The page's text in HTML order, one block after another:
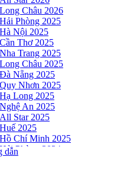
Long Châu 2026
Hải Phòng 2025
Hà Nội 2025
Cần Thơ 2025
Nha Trang 2025
Long Châu 2025
Đà Nẵng 2025
Quy Nhơn 2025
Hạ Long 2025
Nghệ An 2025
All Star 2025
Huế 2025
Hồ Chí Minh 2025
Hải Phòng 2024
DNSE AQUAMAN
dẫn